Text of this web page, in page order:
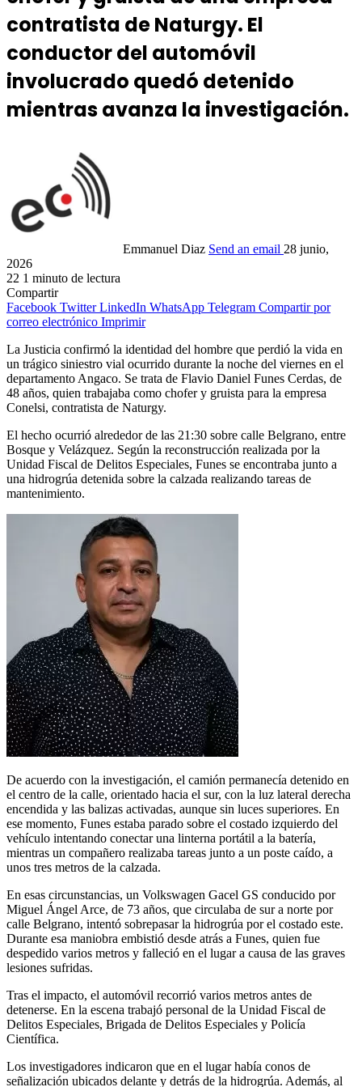
contratista de Naturgy. El
conductor del automóvil
involucrado quedó detenido
mientras avanza la investigación.
Emmanuel Diaz Send an email 28 junio,
2026
22 1 minuto de lectura
Compartir
Facebook Twitter LinkedIn WhatsApp Telegram Compartir por
correo electrónico Imprimir
La Justicia confirmó la identidad del hombre que perdió la vida en
un trágico siniestro vial ocurrido durante la noche del viernes en el
departamento Angaco. Se trata de Flavio Daniel Funes Cerdas, de
48 años, quien trabajaba como chofer y gruista para la empresa
Conelsi, contratista de Naturgy.
El hecho ocurrió alrededor de las 21:30 sobre calle Belgrano, entre
Bosque y Velázquez. Según la reconstrucción realizada por la
Unidad Fiscal de Delitos Especiales, Funes se encontraba junto a
una hidrogrúa detenida sobre la calzada realizando tareas de
mantenimiento.
De acuerdo con la investigación, el camión permanecía detenido en
el centro de la calle, orientado hacia el sur, con la luz lateral derecha
encendida y las balizas activadas, aunque sin luces superiores. En
ese momento, Funes estaba parado sobre el costado izquierdo del
vehículo intentando conectar una linterna portátil a la batería,
mientras un compañero realizaba tareas junto a un poste caído, a
unos tres metros de la calzada.
En esas circunstancias, un Volkswagen Gacel GS conducido por
Miguel Ángel Arce, de 73 años, que circulaba de sur a norte por
calle Belgrano, intentó sobrepasar la hidrogrúa por el costado este.
Durante esa maniobra embistió desde atrás a Funes, quien fue
despedido varios metros y falleció en el lugar a causa de las graves
lesiones sufridas.
Tras el impacto, el automóvil recorrió varios metros antes de
detenerse. En la escena trabajó personal de la Unidad Fiscal de
Delitos Especiales, Brigada de Delitos Especiales y Policía
Científica.
Los investigadores indicaron que en el lugar había conos de
señalización ubicados delante y detrás de la hidrogrúa. Además, al